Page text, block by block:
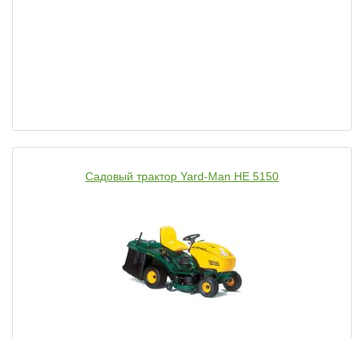
Садовый трактор Yard-Man HE 5150